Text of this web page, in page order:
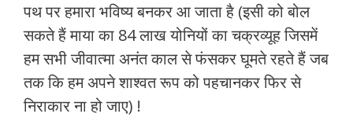
पथ पर हमारा भविष्य बनकर आ जाता है (इसी को बोल
सकते हैं माया का 84 लाख योनियों का चक्रव्यूह जिसमें
हम सभी जीवात्मा अनंत काल से फंसकर घूमते रहते हैं जब
तक कि हम अपने शाश्वत रूप को पहचानकर फिर से
निराकार ना हो जाए) !